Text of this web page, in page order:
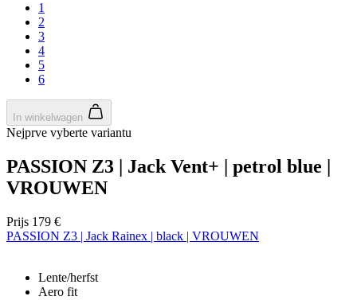
1
2
3
4
5
6
In winkelwagen
Nejprve vyberte variantu
PASSION Z3 | Jack Vent+ | petrol blue |
VROUWEN
Prijs 179 €
PASSION Z3 | Jack Rainex | black | VROUWEN
Lente/herfst
Aero fit